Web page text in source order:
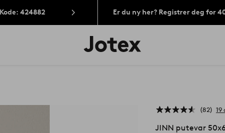
424882 Er du ny her? Registrer deg for
Jotex’
logo
82 19
JINN putevar